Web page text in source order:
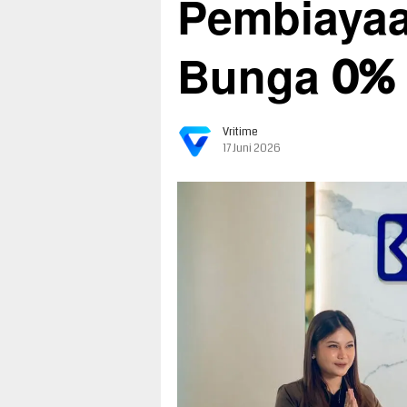
Bunga 0%
Vritime
17 Juni 2026